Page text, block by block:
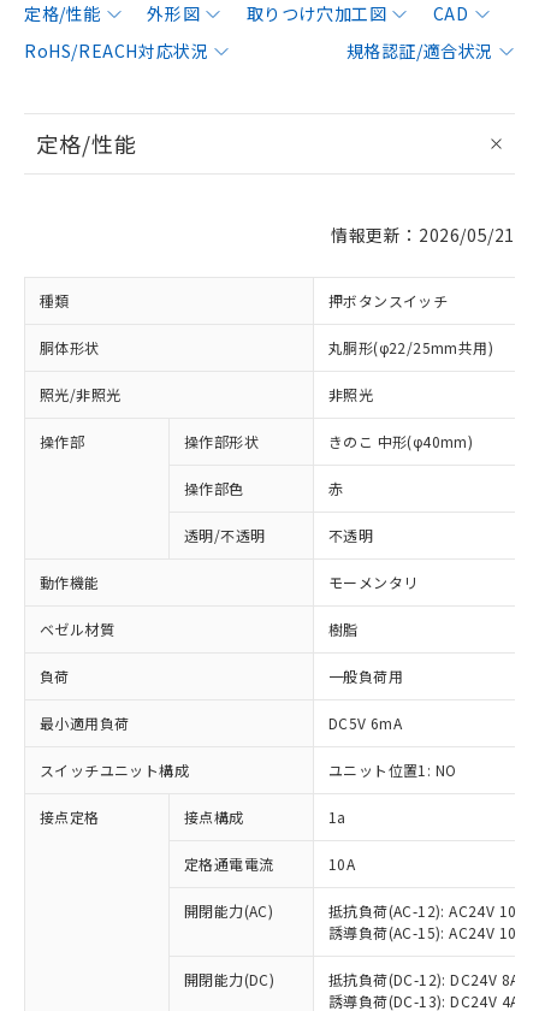
定格/性能 外形図 取りつけ穴加工図
CAD
RoHS/REACH対応状況
規格認証/適合状況
定格/性能
情報更新：2026/05/21
種類 押ボタンスイッチ
胴体形状 丸胴形(φ22/25mm共用)
照光/非照光 非照光
操作部 操作部形状 きのこ 中形(φ40mm)
操作部色 赤
透明/不透明 不透明
動作機能 モーメンタリ
ベゼル材質 樹脂
負荷 一般負荷用
最小適用負荷 DC5V 6mA
スイッチユニット構成 ユニット位置1: NO
接点定格 接点構成 1a
定格通電電流 10A
開閉能力(AC)
抵抗負荷(AC-12): AC24V 10A/
誘導負荷(AC-15): AC24V
開閉能力(DC)
抵抗負荷(DC-12): DC24V 8A/
誘導負荷(DC-13): DC24V 4A/
ご利用条件
対応済み：EU RoHS指令（10物質）の
非含有に対応した製品が提供可能な商品で
対応予定：EU RoHS指令（10物質）の非含
有に対応した製品に切り替える予定のある